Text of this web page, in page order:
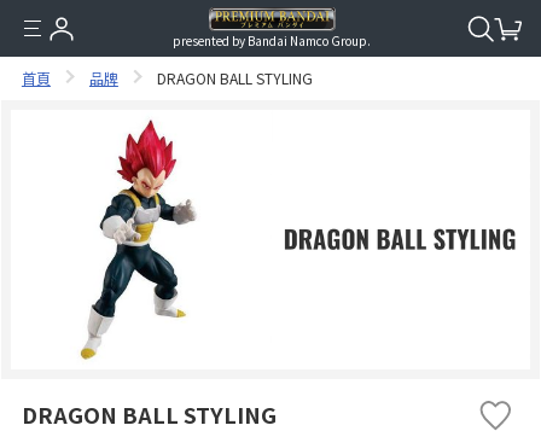
presented by Bandai Namco Group.
首頁 品牌 DRAGON BALL STYLING
DRAGON BALL STYLING